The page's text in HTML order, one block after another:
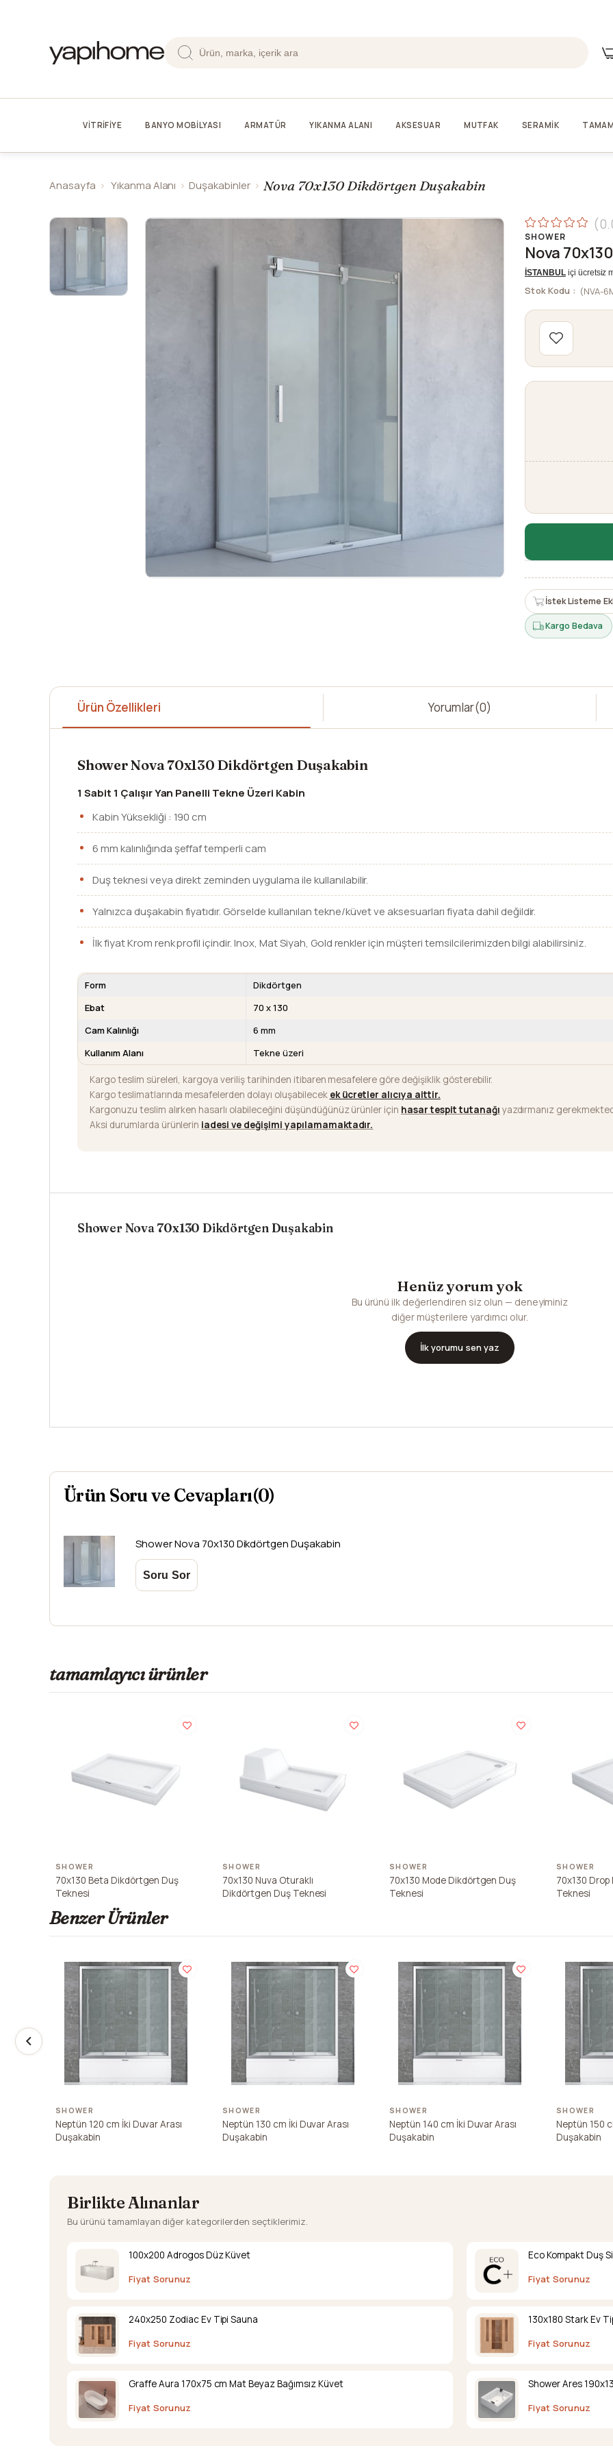
VİTRİFİYE BANYO MOBİLYASI ARMATÜR YIKANMA ALANI AKSESUAR MUTFAK SERAMİK
Anasayfa Yıkanma Alanı Duşakabinler Nova 70x130 Dikdörtgen Duşakabin
SHOWER
Nova
İSTANBULiçi ücretsiz
Stok Kodu (NVA-
İstek Listeme
Kargo Bedava
Ürün Özellikleri Yorumlar(0)
Shower Nova 70x130 Dikdörtgen Duşakabin
1 Sabit 1 Çalışır Yan Panelli Tekne Üzeri Kabin
Kabin Yüksekliği : 190 cm
6 mm kalınlığında şeffaf temperli cam
Duş teknesi veya direkt zeminden uygulama ile kullanılabilir.
Yalnızca duşakabin fiyatıdır. Görselde kullanılan tekne/küvet ve aksesuarları fiyata dahil değildir.
İlk fiyat Krom renk profil içindir. Inox, Mat Siyah, Gold renkler için müşteri temsilcilerimizden bilgi alabilirsiniz.
Form
Dikdörtgen
Ebat
70 x 130
Cam Kalınlığı
6 mm
Kullanım Alanı
Tekne üzeri
Kargo teslim süreleri, kargoya veriliş tarihinden itibaren mesafelere göre değişiklik gösterebilir.
Kargo teslimatlarında mesafelerden dolayı oluşabilecek ek ücretler alıcıya aittir.
Kargonuzu teslim alırken hasarlı olabileceğini düşündüğünüz ürünler için hasar tespit tutanağı yazdırmanız
Aksi durumlarda ürünlerin iadesi ve değişimi yapılamamaktadır.
Shower Nova 70x130 Dikdörtgen Duşakabin
Henüz yorum yok
Bu ürünü ilk değerlendiren siz olun — deneyiminiz
diğer müşterilere yardımcı olur.
İlk yorumu sen yaz
Ürün Soru ve Cevapları(0)
ShowerNova 70x130 Dikdörtgen Duşakabin
tamamlayıcı ürünler
SHOWER
70x130 Beta Dikdörtgen Duş
Teknesi
SHOWER
70x130 Nuva Oturaklı
Dikdörtgen Duş Teknesi
SHOWER
70x130 Mode Dikdörtgen Duş
Teknesi
SHOWER
70x130
Teknesi
Benzer Ürünler
SHOWER
Neptün 120 cm İki Duvar Arası
Duşakabin
SHOWER
Neptün 130 cm İki Duvar Arası
Duşakabin
SHOWER
Neptün 140 cm İki Duvar Arası
Duşakabin
SHOWER
Neptün 150
Duşakabin
Birlikte Alınanlar
Bu ürünü tamamlayan diğer kategorilerden seçtiklerimiz.
100x200 Adrogos Düz Küvet
Fiyat Sorunuz
Eco Kompakt Duş
Fiyat Sorunuz
240x250 Zodiac Ev Tipi Sauna
Fiyat Sorunuz
130x180 Stark Ev
Fiyat Sorunuz
Graffe Aura 170x75 cm Mat Beyaz Bağımsız Küvet
Fiyat Sorunuz
Shower Ares
Fiyat Sorunuz